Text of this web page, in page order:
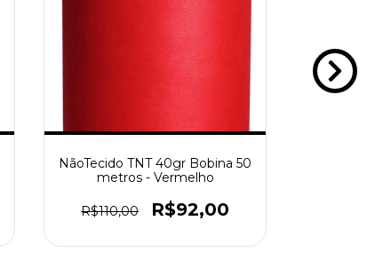
NãoTecido TNT 40gr Bobina 50
metros - Vermelho
R$110,00 R$92,00